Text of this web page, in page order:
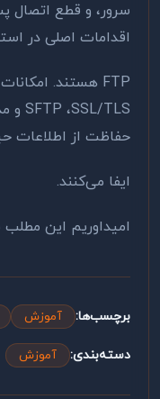
سرور، و قطع اتصال
اقدامات اصلی در
FTP هستند. امکانات
SSL/TLS، SFTP و
حفاظت از اطلاعات
ایفا می‌کنند.
امیداوریم این
برچسب‌ها: آموزش
دسته‌بندی: آموزش